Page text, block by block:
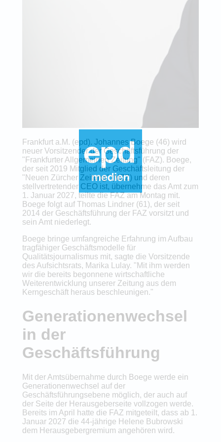
Frankfurt a.M. (epd). Johannes Boege (46) wird
neuer Vorsitzender der Geschäftsführung der
"Frankfurter Allgemeinen Zeitung" (FAZ). Boege,
der seit 2019 Mitglied der Geschäftsleitung der
"Neuen Zürcher Zeitung" (NZZ) und deren
stellvertretender CEO ist, übernehme das Amt zum
1. Januar 2027, teilte die FAZ am Montag mit.
Boege folgt auf Thomas Lindner (61), der seit
2014 der Geschäftsführung der FAZ vorsitzt und
sein Amt niederlegt.
Boege bringe umfangreiche Erfahrung im Aufbau
tragfähiger Geschäftsmodelle für
Qualitätsjournalismus mit, sagte die Vorsitzende
des Aufsichtsrats, Marika Lulay. "Mit ihm werden
wir die bereits begonnene wirtschaftliche
Weiterentwicklung unserer Zeitung aus dem
Kerngeschäft heraus beschleunigen."
Generationenwechsel
in der
Geschäftsführung
Mit der Amtsübernahme durch Boege werde ein
Generationenwechsel auf der
Geschäftsführungsebene möglich, der auch auf
der Seite der Herausgeberseite vollzogen werde.
Bereits im April hatte die FAZ mitgeteilt, dass ab 1.
Januar 2027 die 44-jährige Helene Bubrowski
dem Herausgebergremium angehören wird.